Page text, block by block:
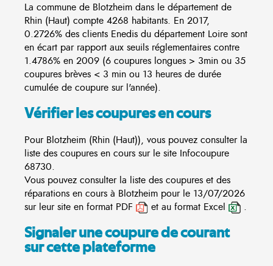
La commune de Blotzheim dans le département de
Rhin (Haut) compte 4268 habitants. En 2017,
0.2726% des clients Enedis du département Loire sont
en écart par rapport aux seuils réglementaires contre
1.4786% en 2009 (6 coupures longues > 3min ou 35
coupures brèves < 3 min ou 13 heures de durée
cumulée de coupure sur l'année).
Vérifier les coupures en cours
Pour Blotzheim (Rhin (Haut)), vous pouvez consulter la
liste des coupures en cours sur le site Infocoupure
68730.
Vous pouvez consulter la liste des coupures et des
réparations en cours à Blotzheim pour le 13/07/2026
sur leur site en format PDF
et au format Excel .
Signaler une coupure de courant
sur cette plateforme